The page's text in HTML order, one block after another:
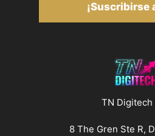
¡Suscribirse
TN Digitech
8 The Gren Ste R,